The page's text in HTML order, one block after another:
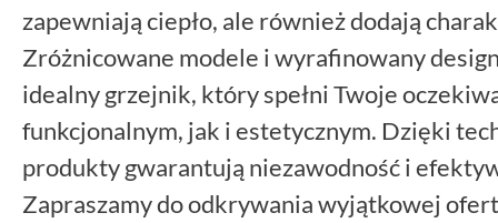
zapewniają ciepło, ale również dodają
Zróżnicowane modele i wyrafinowany
idealny grzejnik, który spełni Twoje
funkcjonalnym, jak i estetycznym. Dzięki
produkty gwarantują niezawodność i
Zapraszamy do odkrywania wyjątkowej